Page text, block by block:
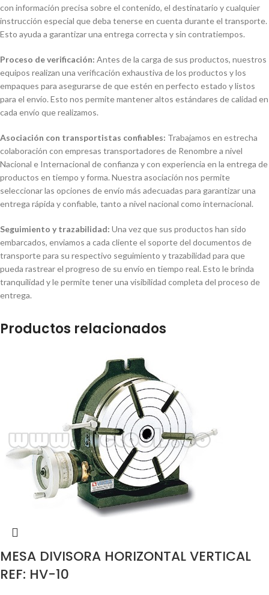
con información precisa sobre el contenido, el destinatario y cualquier
instrucción especial que deba tenerse en cuenta durante el transporte.
Esto ayuda a garantizar una entrega correcta y sin contratiempos.
Proceso de verificación: Antes de la carga de sus productos, nuestros
equipos realizan una verificación exhaustiva de los productos y los
empaques para asegurarse de que estén en perfecto estado y listos
para el envío. Esto nos permite mantener altos estándares de calidad en
cada envío que realizamos.
Asociación con transportistas confiables: Trabajamos en estrecha
colaboración con empresas transportadores de Renombre a nivel
Nacional e Internacional de confianza y con experiencia en la entrega de
productos en tiempo y forma. Nuestra asociación nos permite
seleccionar las opciones de envío más adecuadas para garantizar una
entrega rápida y confiable, tanto a nivel nacional como internacional.
Seguimiento y trazabilidad: Una vez que sus productos han sido
embarcados, enviamos a cada cliente el soporte del documentos de
transporte para su respectivo seguimiento y trazabilidad para que
pueda rastrear el progreso de su envío en tiempo real. Esto le brinda
tranquilidad y le permite tener una visibilidad completa del proceso de
entrega.
Productos relacionados
MESA DIVISORA HORIZONTAL VERTICAL
REF: HV-10